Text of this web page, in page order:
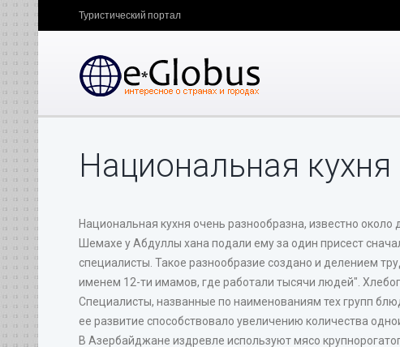
Туристический портал
Национальная кухня
Национальная кухня очень разнообразна, известно
Шемахе у Абдуллы хана подали ему за один присест
специалисты. Такое разнообразие создано и делением
именем 12-ти имамов, где работали тысячи людей".
Специалисты, названные по наименованиям тех групп
ее развитие способствовало увеличению количества
В Азербайджане издревле используют мясо